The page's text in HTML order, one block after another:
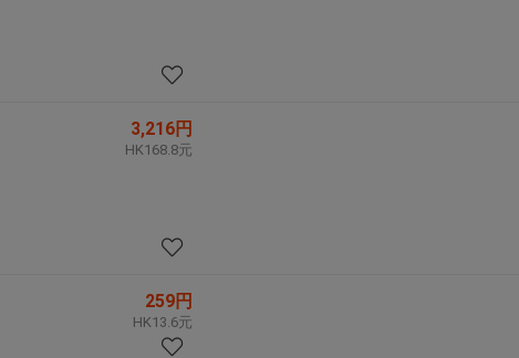
3,216円
HK168.8元
259円
HK13.6元